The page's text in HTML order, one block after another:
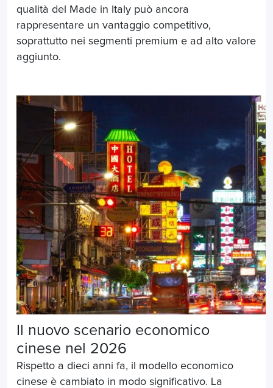
qualità del Made in Italy può ancora
rappresentare un vantaggio competitivo,
soprattutto nei segmenti premium e ad alto valore
aggiunto.
Il nuovo scenario economico
cinese nel 2026
Rispetto a dieci anni fa, il modello economico
cinese è cambiato in modo significativo. La